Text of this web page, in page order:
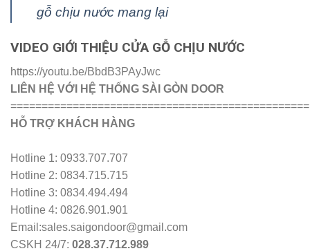
gỗ chịu nước mang lại
VIDEO GIỚI THIỆU CỬA GỖ CHỊU NƯỚC
https://youtu.be/BbdB3PAyJwc
LIÊN HỆ VỚI HỆ THỐNG SÀI GÒN DOOR
================================================
HỖ TRỢ KHÁCH HÀNG
Hotline 1: 0933.707.707
Hotline 2: 0834.715.715
Hotline 3: 0834.494.494
Hotline 4: 0826.901.901
Email:sales.saigondoor@gmail.com
CSKH 24/7: 028.37.712.989